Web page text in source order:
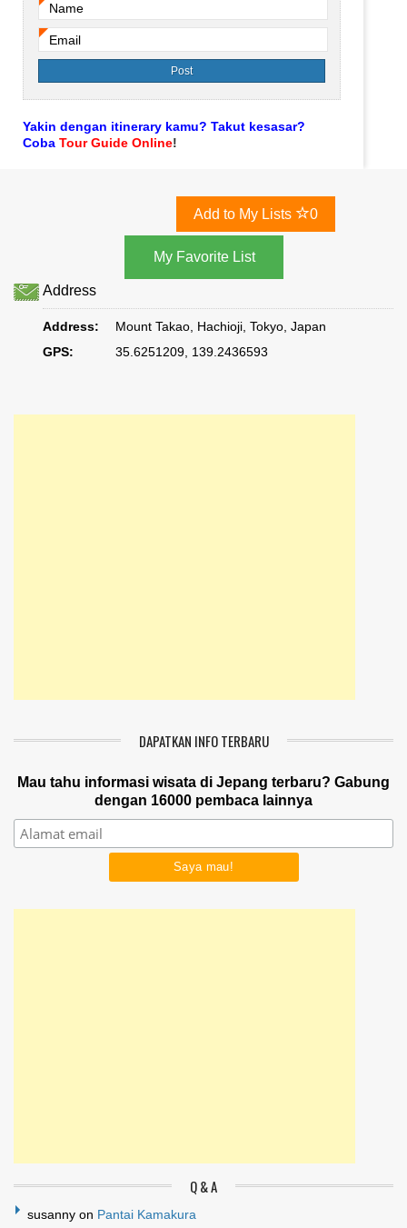
Name
Email
Yakin dengan itinerary kamu? Takut kesasar?
Coba Tour Guide Online!
Add to My Lists 0
Address
Address:
Mount Takao, Hachioji, Tokyo, Japan
GPS:
35.6251209, 139.2436593
DAPATKAN INFO TERBARU
Mau tahu informasi wisata di Jepang terbaru? Gabung
dengan 16000 pembaca lainnya
Q & A
susanny on Pantai Kamakura